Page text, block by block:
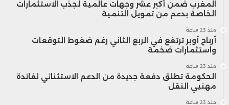
المغرب ضمن أكبر عشر وجهات عالمية لجذب الاستثمارات
الخاصة بدعم من تمويل التنمية
منذ 23 ساعة
أرباح أوبر ترتفع في الربع الثاني رغم ضغوط التوقعات
واستثمارات ضخمة
منذ 23 ساعة
الحكومة تطلق دفعة جديدة من الدعم الاستثنائي لفائدة
مهنيي النقل
منذ 23 ساعة